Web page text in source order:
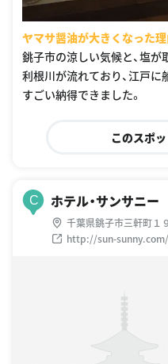
ヤマサ醤油が大きくなった
銚子市の涼しい気候と、塩が
利根川が流れており、江戸に
すごい納得できました。
このスポ
C ホテル・サンサニー
千葉県銚子市三軒町１
http://sun-sunny.com/